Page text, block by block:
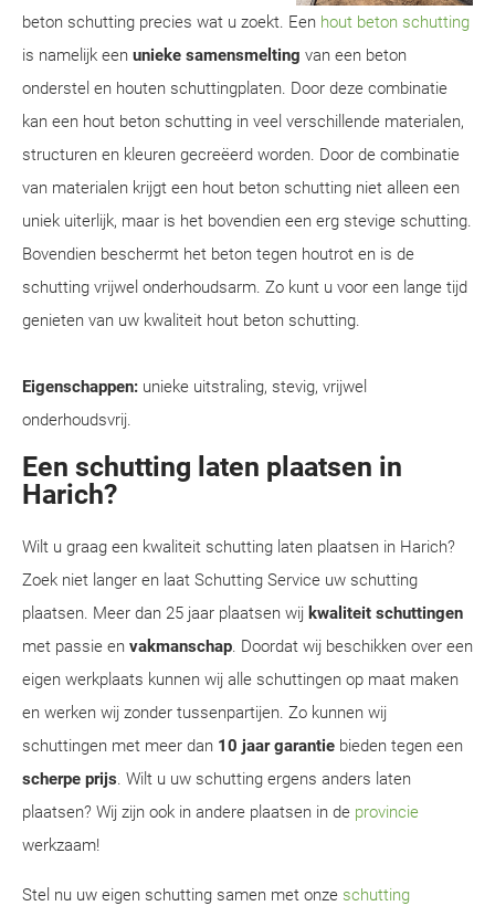
beton schutting precies wat u zoekt. Een hout beton schutting
is namelijk een unieke samensmelting van een beton
onderstel en houten schuttingplaten. Door deze combinatie
kan een hout beton schutting in veel verschillende materialen,
structuren en kleuren gecreëerd worden. Door de combinatie
van materialen krijgt een hout beton schutting niet alleen een
uniek uiterlijk, maar is het bovendien een erg stevige schutting.
Bovendien beschermt het beton tegen houtrot en is de
schutting vrijwel onderhoudsarm. Zo kunt u voor een lange tijd
genieten van uw kwaliteit hout beton schutting.
Eigenschappen: unieke uitstraling, stevig, vrijwel
onderhoudsvrij.
Een schutting laten plaatsen in
Harich?
Wilt u graag een kwaliteit schutting laten plaatsen in Harich?
Zoek niet langer en laat Schutting Service uw schutting
plaatsen. Meer dan 25 jaar plaatsen wij kwaliteit schuttingen
met passie en vakmanschap. Doordat wij beschikken over een
eigen werkplaats kunnen wij alle schuttingen op maat maken
en werken wij zonder tussenpartijen. Zo kunnen wij
schuttingen met meer dan 10 jaar garantie bieden tegen een
scherpe prijs. Wilt u uw schutting ergens anders laten
plaatsen? Wij zijn ook in andere plaatsen in de provincie
werkzaam!
Stel nu uw eigen schutting samen met onze schutting